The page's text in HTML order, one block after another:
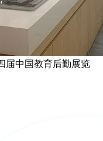
届中国教育后勤展览